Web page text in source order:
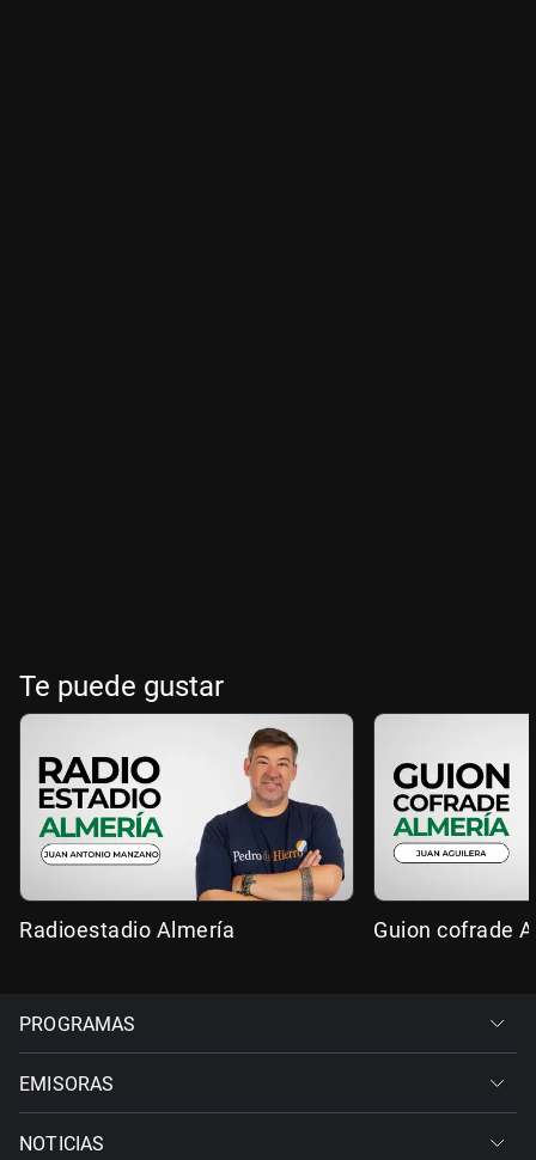
Te puede gustar
Radioestadio Almería Guion cofrade
PROGRAMAS
EMISORAS
NOTICIAS